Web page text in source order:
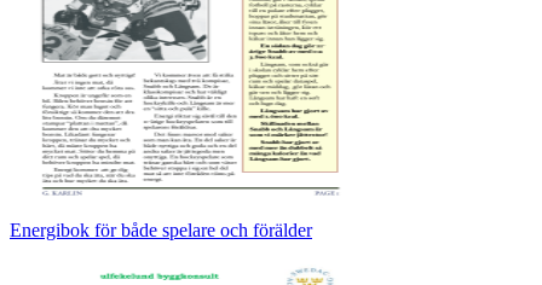
Energibok för både spelare och förälder